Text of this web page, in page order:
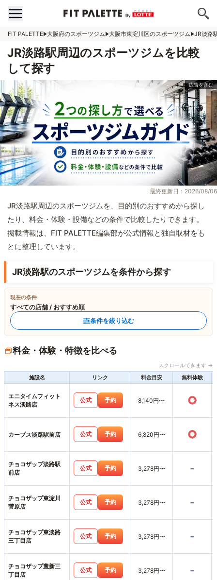
FIT PALETTE 大阪府のスポーツジム 大阪市東淀川区のスポーツジム JR淡路
JR淡路駅周辺のスポーツジムを比較
して探す
最終更新日：2026/08/06
JR淡路駅周辺のスポーツジムを、目的別のおすすめから探し
たり、料金・体験・設備などの条件で比較したりできます。
掲載情報は、FIT PALETTE編集部が公式情報と独自取材をも
とに整理しています。
JR淡路駅のスポーツジムを条件から探す
現在の条件
すべての店舗 / おすすめ順
条件を絞り込む
料金・体験・特徴を比べる
スクロールできます →
施設名
リンク 料金目安 無料体験
エニタイムフィット
ネス淡路店
公式 予約 8,140円〜 ○
カーブス淡路駅前店 公式 予約 6,820円〜 ○
チョコザップ淡路駅
前店
公式 予約 3,278円〜 -
チョコザップ東淀川
菅原店
公式 予約 3,278円〜 -
チョコザップ東淡路
三丁目店
公式 予約 3,278円〜 -
チョコザップ豊新三
丁目店
公式 予約 3,278円〜 -